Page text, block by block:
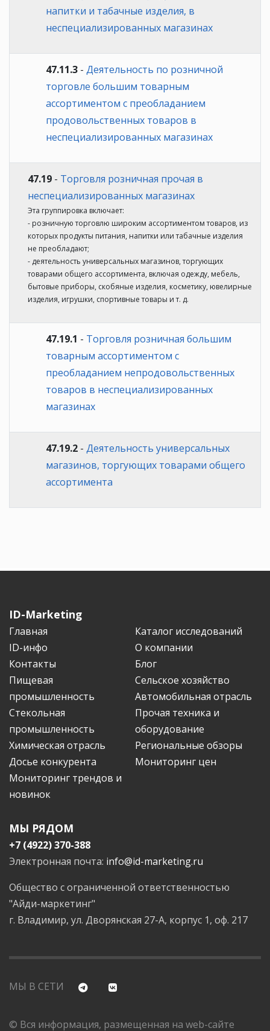
напитки и табачные изделия, в
неспециализированных магазинах
47.11.3 - Деятельность по розничной
торговле большим товарным
ассортиментом с преобладанием
продовольственных товаров в
неспециализированных магазинах
47.19 - Торговля розничная прочая в
неспециализированных магазинах
Эта группировка включает:
- розничную торговлю широким ассортиментом товаров, из
которых продукты питания, напитки или табачные изделия
не преобладают;
- деятельность универсальных магазинов, торгующих
товарами общего ассортимента, включая одежду, мебель,
бытовые приборы, скобяные изделия, косметику, ювелирные
изделия, игрушки, спортивные товары и т. д.
47.19.1 - Торговля розничная большим
товарным ассортиментом с
преобладанием непродовольственных
товаров в неспециализированных
магазинах
47.19.2 - Деятельность универсальных
магазинов, торгующих товарами общего
ассортимента
ID-Marketing
Главная
Каталог исследований
ID-инфо
О компании
Контакты
Блог
Пищевая
промышленность
Сельское хозяйство
Автомобильная отрасль
Стекольная
промышленность
Прочая техника и
оборудование
Химическая отрасль
Региональные обзоры
Досье конкурента
Мониторинг цен
Мониторинг трендов и
новинок
МЫ РЯДОМ
+7 (4922) 370-388
Электронная почта: info@id-marketing.ru
Общество с ограниченной ответственностью
"Айди-маркетинг"
г. Владимир, ул. Дворянская 27-А, корпус 1, оф. 217
МЫ В СЕТИ
© Вся информация, размещенная на web-сайте